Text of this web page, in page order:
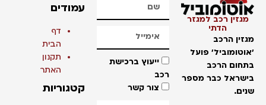
מגזין רכב למגזר
הדתי
מגזין הרכב
'אוטומוביל' פועל
בתחום הרכב
בישראל כבר מספר
שנים.
ייעוץ ברכישת
רכב
צור קשר
עמודים
דף
הבית
תקנון
האתר
קטגוריות